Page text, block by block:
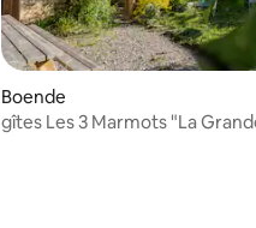
Boende
gîtes Les 3 Marmots "La